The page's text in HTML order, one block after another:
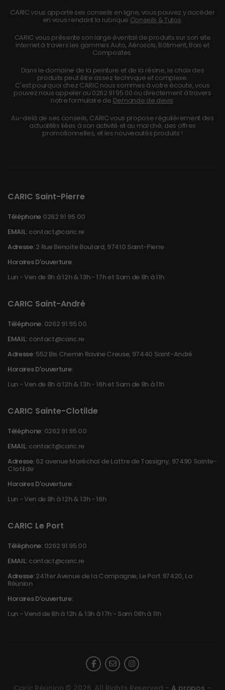
CARIC vous apporte ses conseils en ligne, vous pouvez y accéder
en vous rendant la rubrique Conseils & Tutos.
CARIC vous présente son large éventail de produits sur son site
internet à travers les gammes Auto, Aérosols, Bâtiment, Bois et
Composites.
Dans le domaine de la peinture et de la résine, le choix des
produits peut être assez technique et complexe.
C'est pourquoi chez CARIC nous sommes à votre écoute, vous
pouvez nous appeler au 0262 91 95 00 ou directement à travers
notre formulaire de Demande de devis.
Au-delà de ses conseils, CARIC vous propose régulièrement des
actualités liées à son activité et au marché, des offres
promotionnelles, et les nouveautés produits !
CARIC Saint-Pierre
Téléphone 0262 91 95 00
EMAIL: contact@caric.re
Adresse:2 Rue Benoite Boulard, 97410 Saint-Pierre
Horaires D'ouverture
Lun - Ven de 8h à 12h & 13h - 17h et Sam de 8h à 11h
CARIC Saint-André
Téléphone: 0262 91 95 00
EMAIL: contact@caric.re
Adresse:552 Bis Chemin Ravine Creuse, 97440 Saint-André
Horaires D'ouverture:
Lun - Ven de 8h à 12h & 13h - 16h et Sam de 8h à 11h
CARIC Sainte-Clotilde
Téléphone: 0262 91 95 00
EMAIL: contact@caric.re
Adresse:62 avenue Maréchal de Lattre de Tassigny, 97490 Sainte-
Clotilde
Horaires D'ouverture:
Lun - Ven de 8h à 12h & 13h - 16h
CARIC Le Port
Téléphone: 0262 91 95 00
EMAIL: contact@caric.re
Adresse:241ter Avenue de la Compagnie, Le Port 97420, La
Réunion
Horaires D'ouverture:
Lun - Vend de 8h à 12h & 13h à 17h - Sam 08h à 11h
Caric Réunion © 2026. All Rights Reserved – A propos –